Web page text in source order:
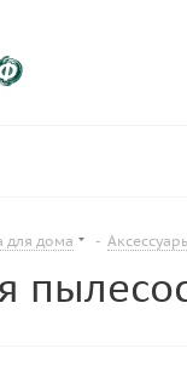
для дома -